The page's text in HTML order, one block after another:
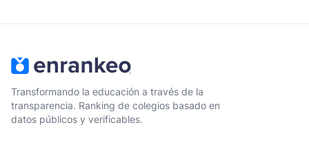
Transformando la educación a través de la
transparencia. Ranking de colegios basado en
datos públicos y verificables.